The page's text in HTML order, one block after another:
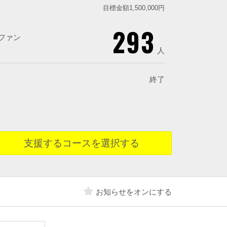
目標金額1,500,000円
ァン 293 人
終了
支援するコースを選択する
お知らせをオンにする